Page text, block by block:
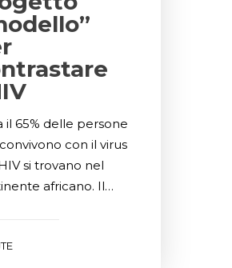
il 65% delle persone
con il virus
si trovano nel
africano. Il…